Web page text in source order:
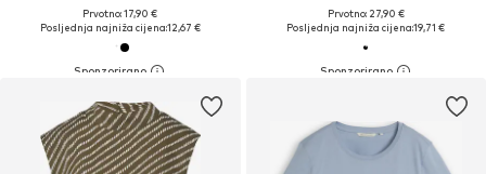
Prvotno: 17,90 €
Posljednja najniža cijena:12,67 €
Prvotno: 27,90 €
Posljednja najniža cijena:19,71 €